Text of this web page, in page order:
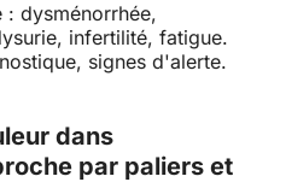
: dysménorrhée,
infertilité, fatigue.
signes d'alerte.
dans
par paliers et